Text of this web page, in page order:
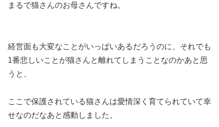
まるで猫さんのお母さんですね。
経営面も大変なことがいっぱいあるだろうのに、それでも
1番悲しいことが猫さんと離れてしまうことなのかあと思
うと、
ここで保護されている猫さんは愛情深く育てられていて幸
せなのだなあと感動しました。